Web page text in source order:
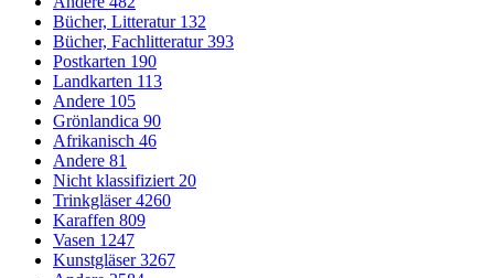
Bücher, Litteratur 132
Bücher, Fachlitteratur393
Postkarten 190
Landkarten 113
Andere 105
Grönlandica 90
Afrikanisch 46
Andere 81
Nicht klassifiziert 20
Trinkgläser4260
Karaffen 809
Vasen 1247
Kunstgläser3267